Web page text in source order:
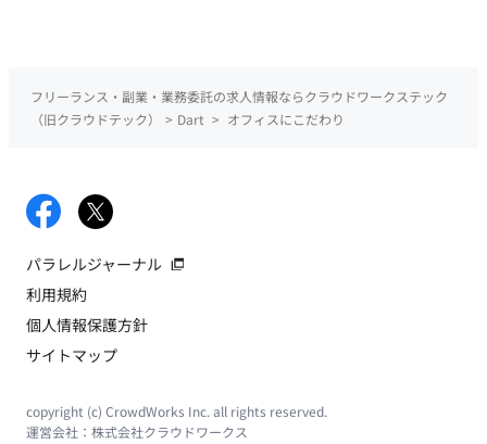
フリーランス・副業・業務委託の求人情報ならクラウドワークステック
（旧クラウドテック）
> Dart > オフィスにこだわり
パラレルジャーナル
利用規約
個人情報保護方針
サイトマップ
copyright (c) CrowdWorks Inc. all rights reserved.
運営会社： 株式会社クラウドワークス